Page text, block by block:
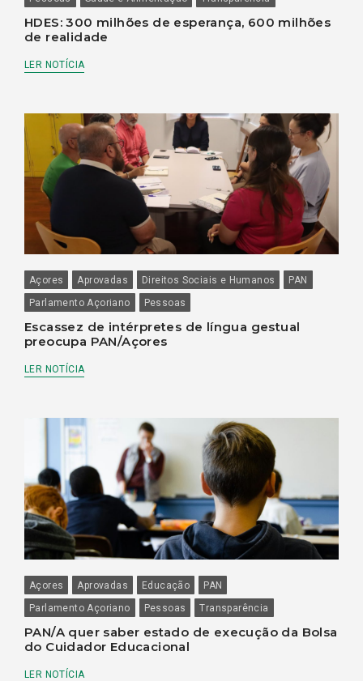
HDES: 300 milhões de esperança, 600 milhões
de realidade
LER NOTÍCIA
Açores Aprovadas Direitos Sociais e Humanos
PAN
Parlamento Açoriano
Pessoas
Escassez de intérpretes de língua gestual
preocupa PAN/Açores
LER NOTÍCIA
Açores Aprovadas Educação
PAN
Parlamento Açoriano
Pessoas Transparência
PAN/A quer saber estado de execução da Bolsa
do Cuidador Educacional
LER NOTÍCIA